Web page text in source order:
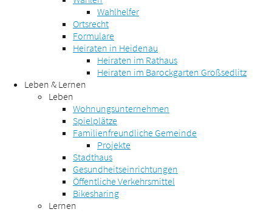
Wahlhelfer
Ortsrecht
Formulare
Heiraten in Heidenau
Heiraten im Rathaus
Heiraten im Barockgarten Großsedlitz
Leben & Lernen
Leben
Wohnungsunternehmen
Spielplätze
Familienfreundliche Gemeinde
Projekte
Stadthaus
Gesundheitseinrichtungen
Öffentliche Verkehrsmittel
Bikesharing
Lernen